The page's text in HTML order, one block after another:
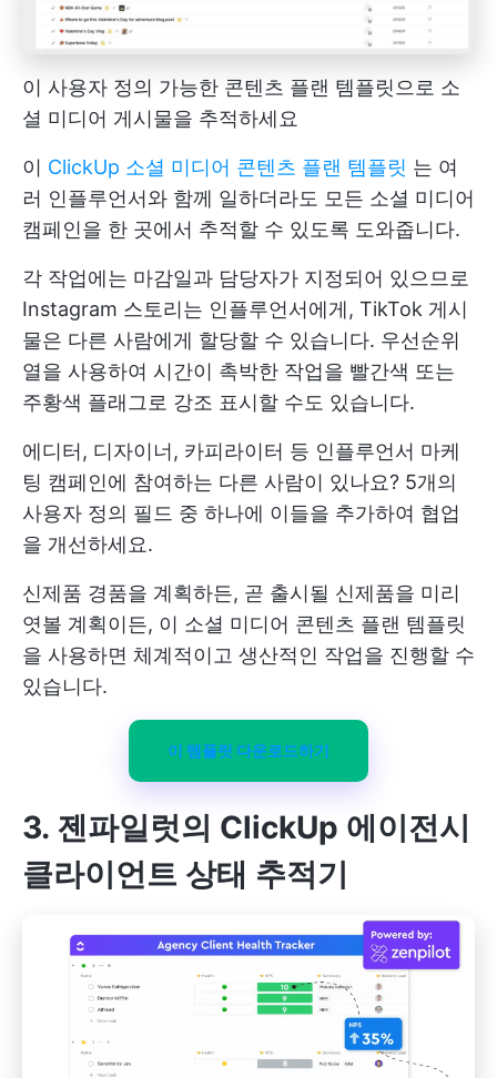
이 사용자 정의 가능한 콘텐츠 플랜 템플릿으로 소
셜 미디어 게시물을 추적하세요
이 ClickUp 소셜 미디어 콘텐츠 플랜 템플릿 는 여
러 인플루언서와 함께 일하더라도 모든 소셜 미디어
캠페인을 한 곳에서 추적할 수 있도록 도와줍니다.
각 작업에는 마감일과 담당자가 지정되어 있으므로
Instagram 스토리는 인플루언서에게, TikTok 게시
물은 다른 사람에게 할당할 수 있습니다. 우선순위
열을 사용하여 시간이 촉박한 작업을 빨간색 또는
주황색 플래그로 강조 표시할 수도 있습니다.
에디터, 디자이너, 카피라이터 등 인플루언서 마케
팅 캠페인에 참여하는 다른 사람이 있나요? 5개의
사용자 정의 필드 중 하나에 이들을 추가하여 협업
을 개선하세요.
신제품 경품을 계획하든, 곧 출시될 신제품을 미리
엿볼 계획이든, 이 소셜 미디어 콘텐츠 플랜 템플릿
을 사용하면 체계적이고 생산적인 작업을 진행할 수
있습니다.
이 템플릿 다운로드하기
3. 젠파일럿의 ClickUp 에이전시
클라이언트 상태 추적기